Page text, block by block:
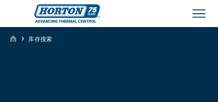
› 库存搜索